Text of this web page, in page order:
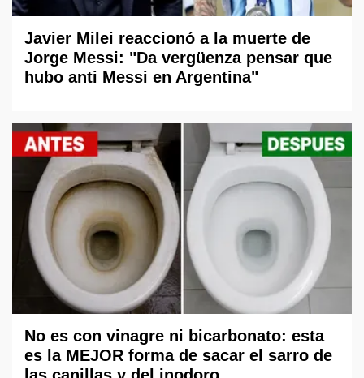
Javier Milei reaccionó a la muerte de
Jorge Messi: "Da vergüenza pensar que
hubo anti Messi en Argentina"
No es con vinagre ni bicarbonato: esta
es la MEJOR forma de sacar el sarro de